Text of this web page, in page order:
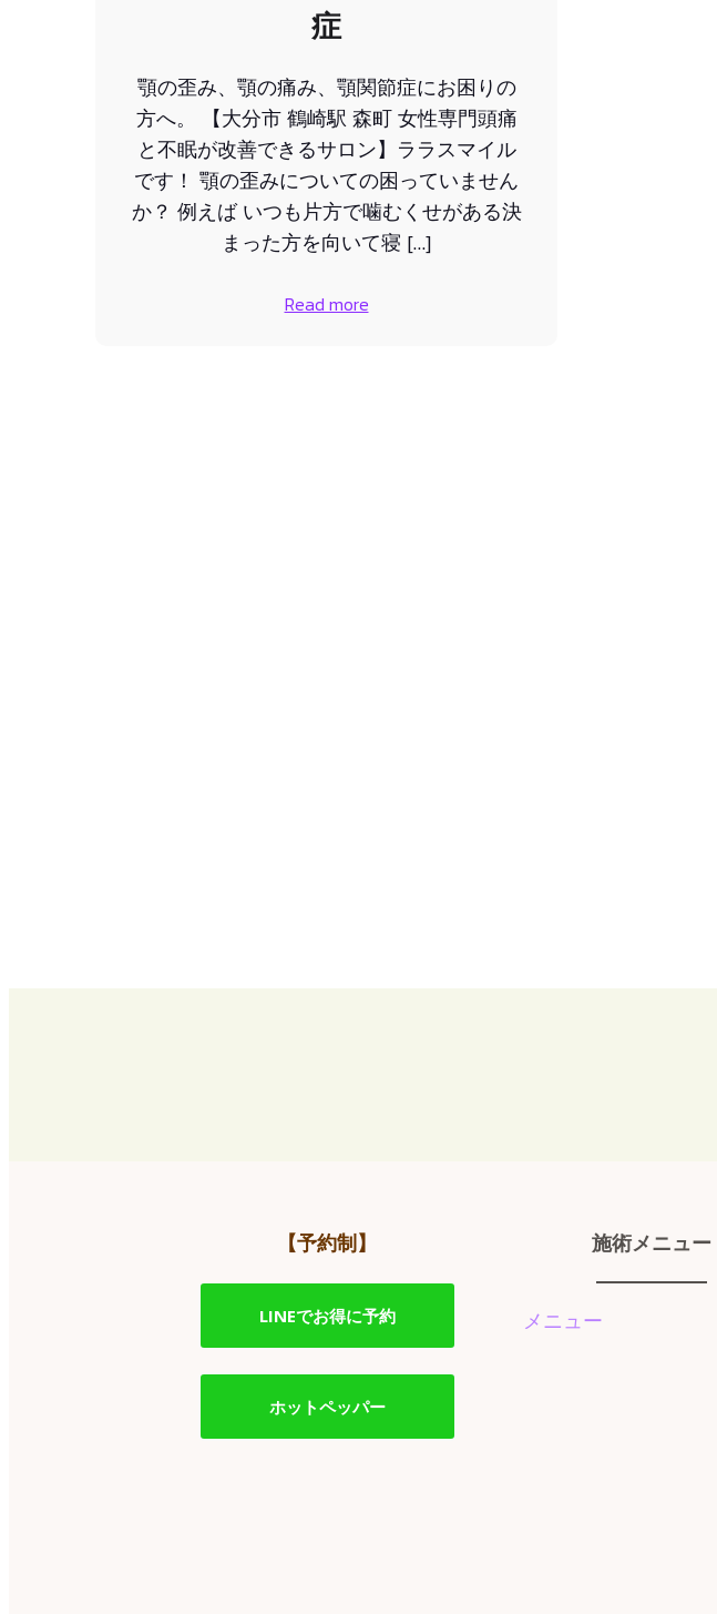
症
顎の歪み、顎の痛み、顎関節症にお困りの
方へ。 【大分市 鶴崎駅 森町 女性専門頭痛
と不眠が改善できるサロン】ララスマイル
です！ 顎の歪みについての困っていません
か？ 例えば いつも片方で噛むくせがある決
まった方を向いて寝 […]
Read more
【予約制】
LINEでお得に予約
ホットペッパー
施術メニュー
メニュー